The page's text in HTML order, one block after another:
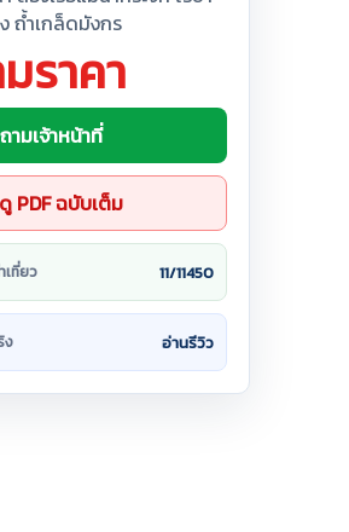
ถ้ำเกล็ดมังกร
ราคา
ถามเจ้าหน้าที่
ดู PDF ฉบับเต็ม
เที่ยว 11/11450
ง อ่านรีวิว